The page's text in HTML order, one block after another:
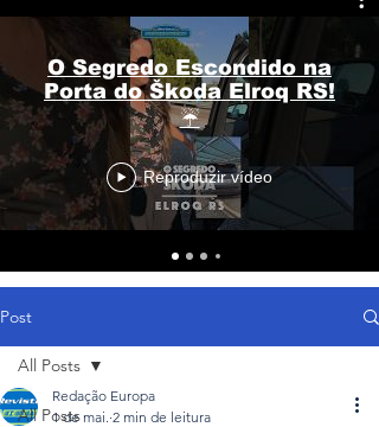
O Segredo Escondido na
Porta do Škoda Elroq RS!
☔
Reproduzir vídeo
Post
All Posts
All Posts
Redação Europa
1 de mai. 2 min de leitura